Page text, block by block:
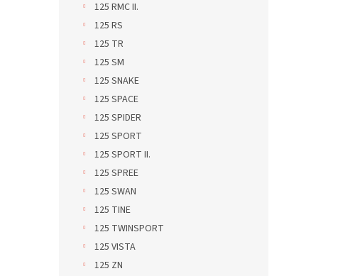
125 RMC II.
125 RS
125 TR
125 SM
125 SNAKE
125 SPACE
125 SPIDER
125 SPORT
125 SPORT II.
125 SPREE
125 SWAN
125 TINE
125 TWINSPORT
125 VISTA
125 ZN